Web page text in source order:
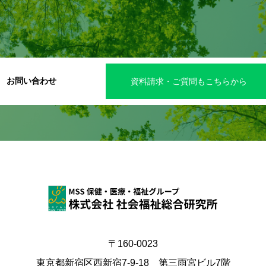
お問い合わせ 資料請求・ご質問もこちらから
〒160-0023
東京都新宿区西新宿7-9-18 第三雨宮ビル7階